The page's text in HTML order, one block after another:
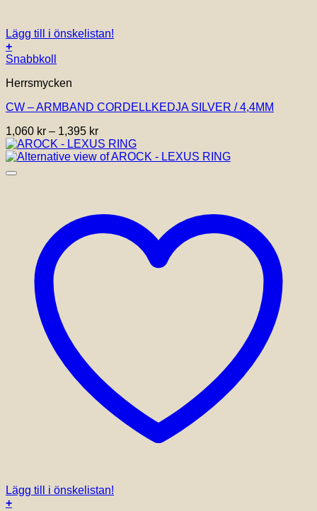
Lägg till i önskelistan!
+
Den
produkten
flera
De
olika
alternativen
kan
Snabbkoll
Herrsmycken
CW – ARMBAND CORDELLKEDJA SILVER / 4,4MM
1,060 kr – 1,395 krPrisintervall:
1,060 kr
till
Lägg till i önskelistan!
+